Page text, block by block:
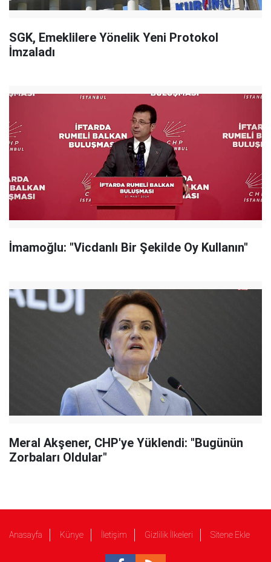
SGK, Emeklilere Yönelik Yeni Protokol
İmzaladı
İmamoğlu: "Vicdanlı Bir Şekilde Oy Kullanın"
Meral Akşener, CHP'ye Yüklendi: "Bugünün
Zorbaları Oldular"
Anasayfa Künye İletişim Gizlilik İlkeleri Sitene Ekle